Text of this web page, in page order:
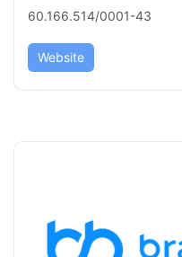
60.166.514/0001-43
Website